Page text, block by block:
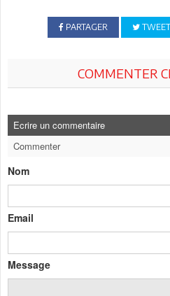
PARTAGER
COMMENTER
Ecrire un commentaire
Commenter
Nom
Email
Message